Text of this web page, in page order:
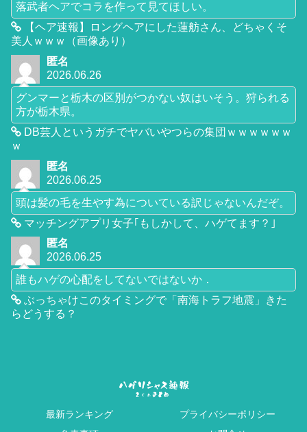
落武者ヘアでコラを作って見てほしい。
【ヘア速報】ロングヘアにした蓮舫さん、どちゃくそ
美人ｗｗｗ（画像あり）
匿名
2026.06.26
グンマーと栃木の区別がつかない奴はいそう。狩られる
方が栃木県。
DB芸人というガチでヤバいやつらの集団ｗｗｗｗｗｗ
ｗ
匿名
2026.06.25
頭は髪の毛を生やす為についている訳じゃないんだぞ。
マッチングアプリ女子｢もしかして、ハゲてます？｣
匿名
2026.06.25
誰もハゲの心配をしてないではないか．
ぶっちゃけこのタイミングで「南海トラフ地震」きた
らどうする？
最新ランキング
プライバシーポリシー